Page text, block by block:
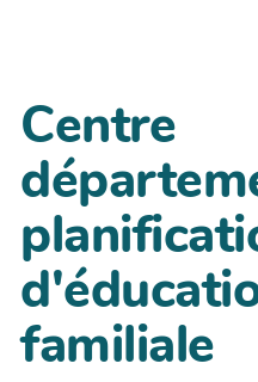
Centre
familiale